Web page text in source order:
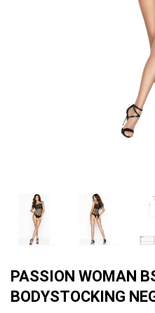
PASSION WOMAN
BODYSTOCKING